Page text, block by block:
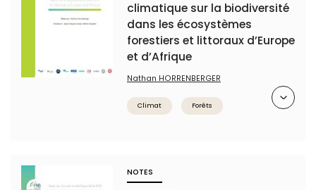
climatique sur la biodiversité
dans les écosystèmes
forestiers et littoraux d’Europe
et d’Afrique
Nathan HORRENBERGER
Climat Forêts
NOTES